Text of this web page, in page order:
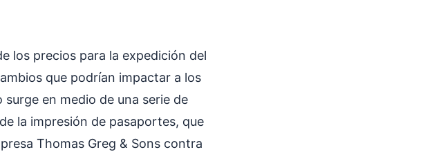
los precios para la expedición del
que podrían impactar a los
en medio de una serie de
la impresión de pasaportes, que
Thomas Greg & Sons contra